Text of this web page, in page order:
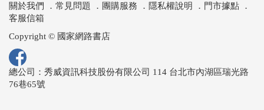
關於我們
． 常見問題 ． 團購服務 ． 隱私權說明 ． 門市據點 ．
客服信箱
Copyright © 國家網路書店
總公司：秀威資訊科技股份有限公司 114 台北市內湖區瑞光路
76巷65號